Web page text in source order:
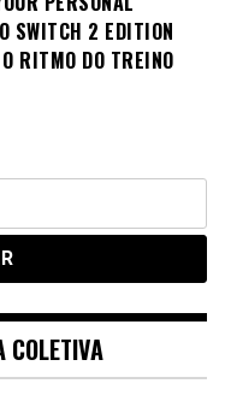
SWITCH 2 EDITION
RITMO DO TREINO
COLETIVA